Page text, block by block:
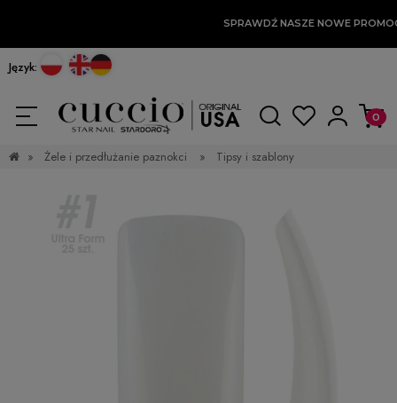
SPRAWDŹ NASZE NOWE
Język:
» Żele i przedłużanie paznokci » Tipsy i szablony